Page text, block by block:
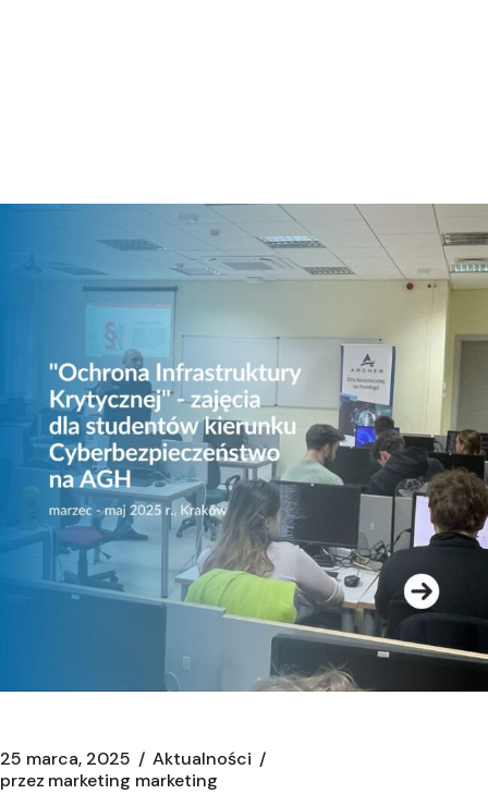
25 marca, 2025
Aktualności
przez marketing marketing